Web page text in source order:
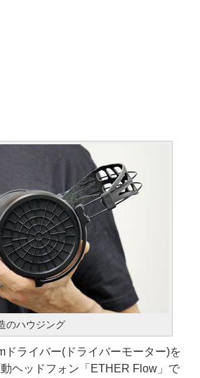
のハウジング
ドライバー(ドライバーモーター)を
ヘッドフォン「ETHER Flow」で